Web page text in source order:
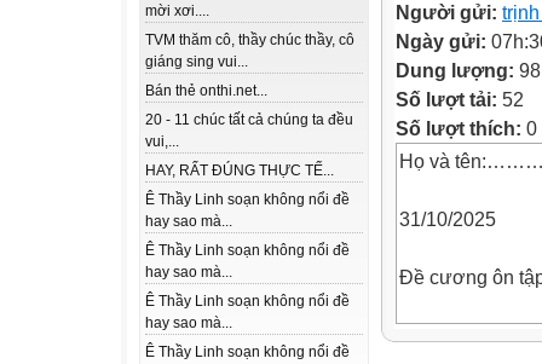
mời xơi....
TVM thăm cô, thầy chúc thầy, cô
giáng sing vui...
Bán thẻ onthi.net...
20 - 11 chúc tất cả chúng ta đều
vui,...
HAY, RẤT ĐÚNG THỰC TẾ...
Ê Thầy Linh soạn không nổi đề
hay sao mà...
Ê Thầy Linh soạn không nổi đề
hay sao mà...
Ê Thầy Linh soạn không nổi đề
hay sao mà...
Ê Thầy Linh soạn không nổi đề
Người gửi:
Ngày gửi:
Dung lượng:
Số lượt tải: 52
Số lượt thích: 0
Họ và
31/10/2025
Đề cương ôn